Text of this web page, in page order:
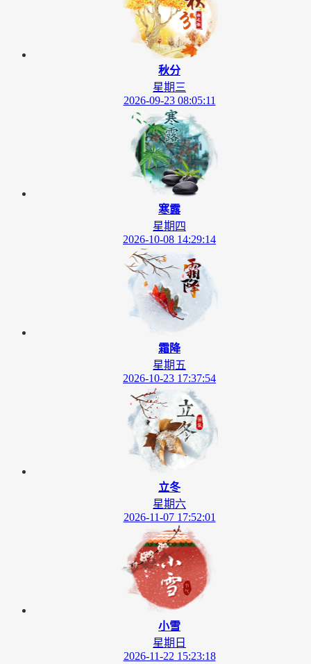
秋分
星期三
2026-09-23 08:05:11
寒露
星期四
2026-10-08 14:29:14
霜降
星期五
2026-10-23 17:37:54
立冬
星期六
2026-11-07 17:52:01
小雪
星期日
2026-11-22 15:23:18